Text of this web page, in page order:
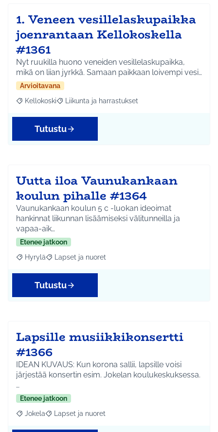
1. Veneen vesillelaskupaikka
joenrantaan Kellokoskella
#1361
Nyt ruukilla huono veneiden vesillelaskupaikka,
mikä on liian jyrkkä. Samaan paikkaan loivempi vesi…
Arvioitavana
Rajaa tulokset aihepiirin mukaan: Kellokoski
Kellokoski Rajaa tulokset teeman mukaan: Liikunta ja
Liikunta ja harrastukset
Tutustu
Uutta iloa Vaunukankaan
koulun pihalle #1364
Vaunukankaan koulun 5 c -luokan ideoimat
hankinnat liikunnan lisäämiseksi välitunneilla ja
vapaa-aik…
Etenee jatkoon
Rajaa tulokset aihepiirin mukaan: Hyrylä
Hyrylä Rajaa tulokset teeman mukaan: Lapset ja nuoret
Lapset ja nuoret
Tutustu
Lapsille musiikkikonsertti
#1366
IDEAN KUVAUS: Kun korona sallii, lapsille voisi
järjestää konsertin esim. Jokelan koulukeskuksessa.
…
Etenee jatkoon
Rajaa tulokset aihepiirin mukaan: Jokela
Jokela Rajaa tulokset teeman mukaan: Lapset ja nuoret
Lapset ja nuoret